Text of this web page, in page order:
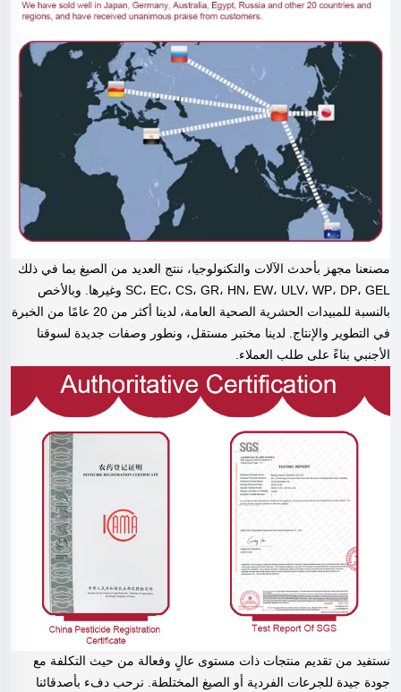
مصنعنا مجهز بأحدث الآلات والتكنولوجيا، ننتج العديد من الصيغ بما في ذلك
SC، EC، CS، GR، HN، EW، ULV، WP، DP، GEL وغيرها. وبالأخص
بالنسبة للمبيدات الحشرية الصحية العامة، لدينا أكثر من 20 عامًا من الخبرة
في التطوير والإنتاج. لدينا مختبر مستقل، ونطور وصفات جديدة لسوقنا
الأجنبي بناءً على طلب العملاء.
نستفيد من تقديم منتجات ذات مستوى عالٍ وفعالة من حيث التكلفة مع
جودة جيدة للجرعات الفردية أو الصيغ المختلطة. نرحب دفء بأصدقائنا